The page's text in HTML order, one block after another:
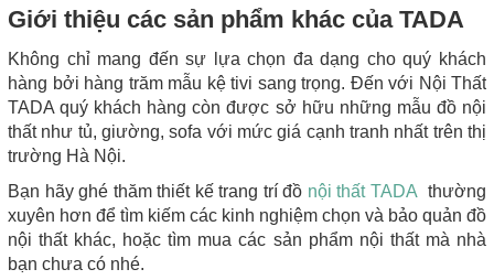
Giới thiệu các sản phẩm khác của TADA
Không chỉ mang đến sự lựa chọn đa dạng cho quý khách
hàng bởi hàng trăm mẫu kệ tivi sang trọng. Đến với Nội Thất
TADA quý khách hàng còn được sở hữu những mẫu đồ nội
thất như tủ, giường, sofa với mức giá cạnh tranh nhất trên thị
trường Hà Nội.
Bạn hãy ghé thăm thiết kế trang trí đồ nội thất TADA thường
xuyên hơn để tìm kiếm các kinh nghiệm chọn và bảo quản đồ
nội thất khác, hoặc tìm mua các sản phẩm nội thất mà nhà
bạn chưa có nhé.